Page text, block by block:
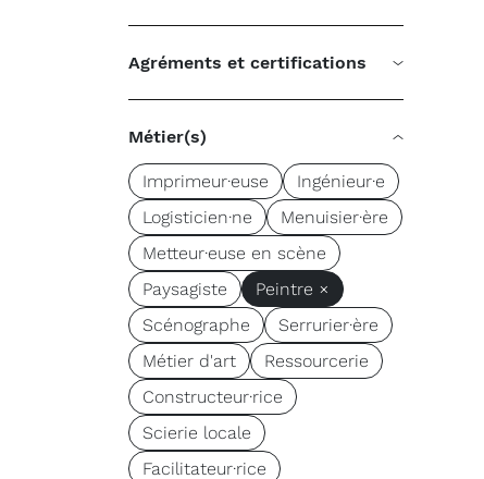
Agréments et certifications
Métier(s)
Imprimeur·euse
Ingénieur·e
Logisticien·ne
Menuisier·ère
Metteur·euse en scène
Paysagiste
Peintre ×
Scénographe
Serrurier·ère
Métier d'art
Ressourcerie
Constructeur·rice
Scierie locale
Facilitateur·rice